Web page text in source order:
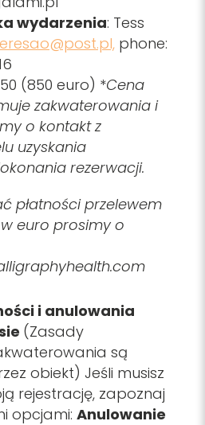
wydarzenia: Tess
phone:
(850 euro) *Cena
zakwaterowania i
o kontakt z
uzyskania
rezerwacji.
płatności przelewem
euro prosimy o
i anulowania
(Zasady
są
obiekt) Jeśli musisz
rejestrację, zapoznaj
opcjami: Anulowanie